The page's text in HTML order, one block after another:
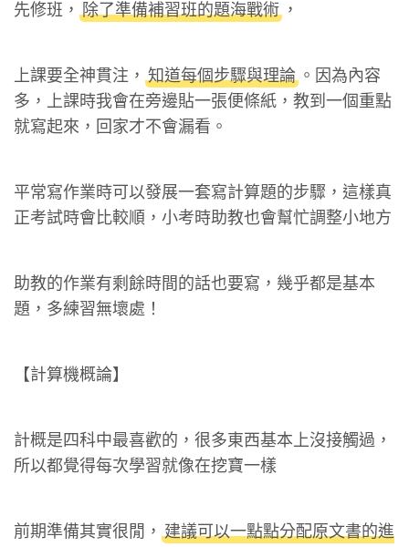
先修班， 除了準備補習班的題海戰術 ，
上課要全神貫注， 知道每個步驟與理論 。因為內容
多，上課時我會在旁邊貼一張便條紙，教到一個重點
就寫起來，回家才不會漏看。
平常寫作業時可以發展一套寫計算題的步驟，這樣真
正考試時會比較順，小考時助教也會幫忙調整小地方
助教的作業有剩餘時間的話也要寫，幾乎都是基本
題，多練習無壞處！
【計算機概論】
計概是四科中最喜歡的，很多東西基本上沒接觸過，
所以都覺得每次學習就像在挖寶一樣
前期準備其實很閒， 建議可以一點點分配原文書的進